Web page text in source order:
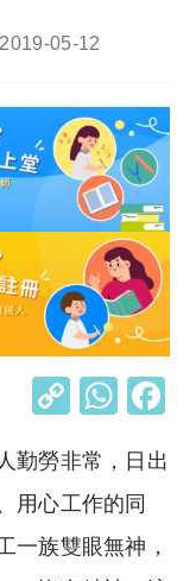
Post
2019-05-12
C
p
y
Li
W
at
s
A
勤勞非常，日出
用心工作的同
一族雙眼無神，